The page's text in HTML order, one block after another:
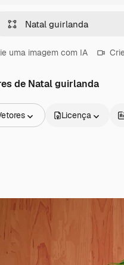
uma imagem com IA
de Natal guirlanda
de vídeo
de vídeos
3D
Licença